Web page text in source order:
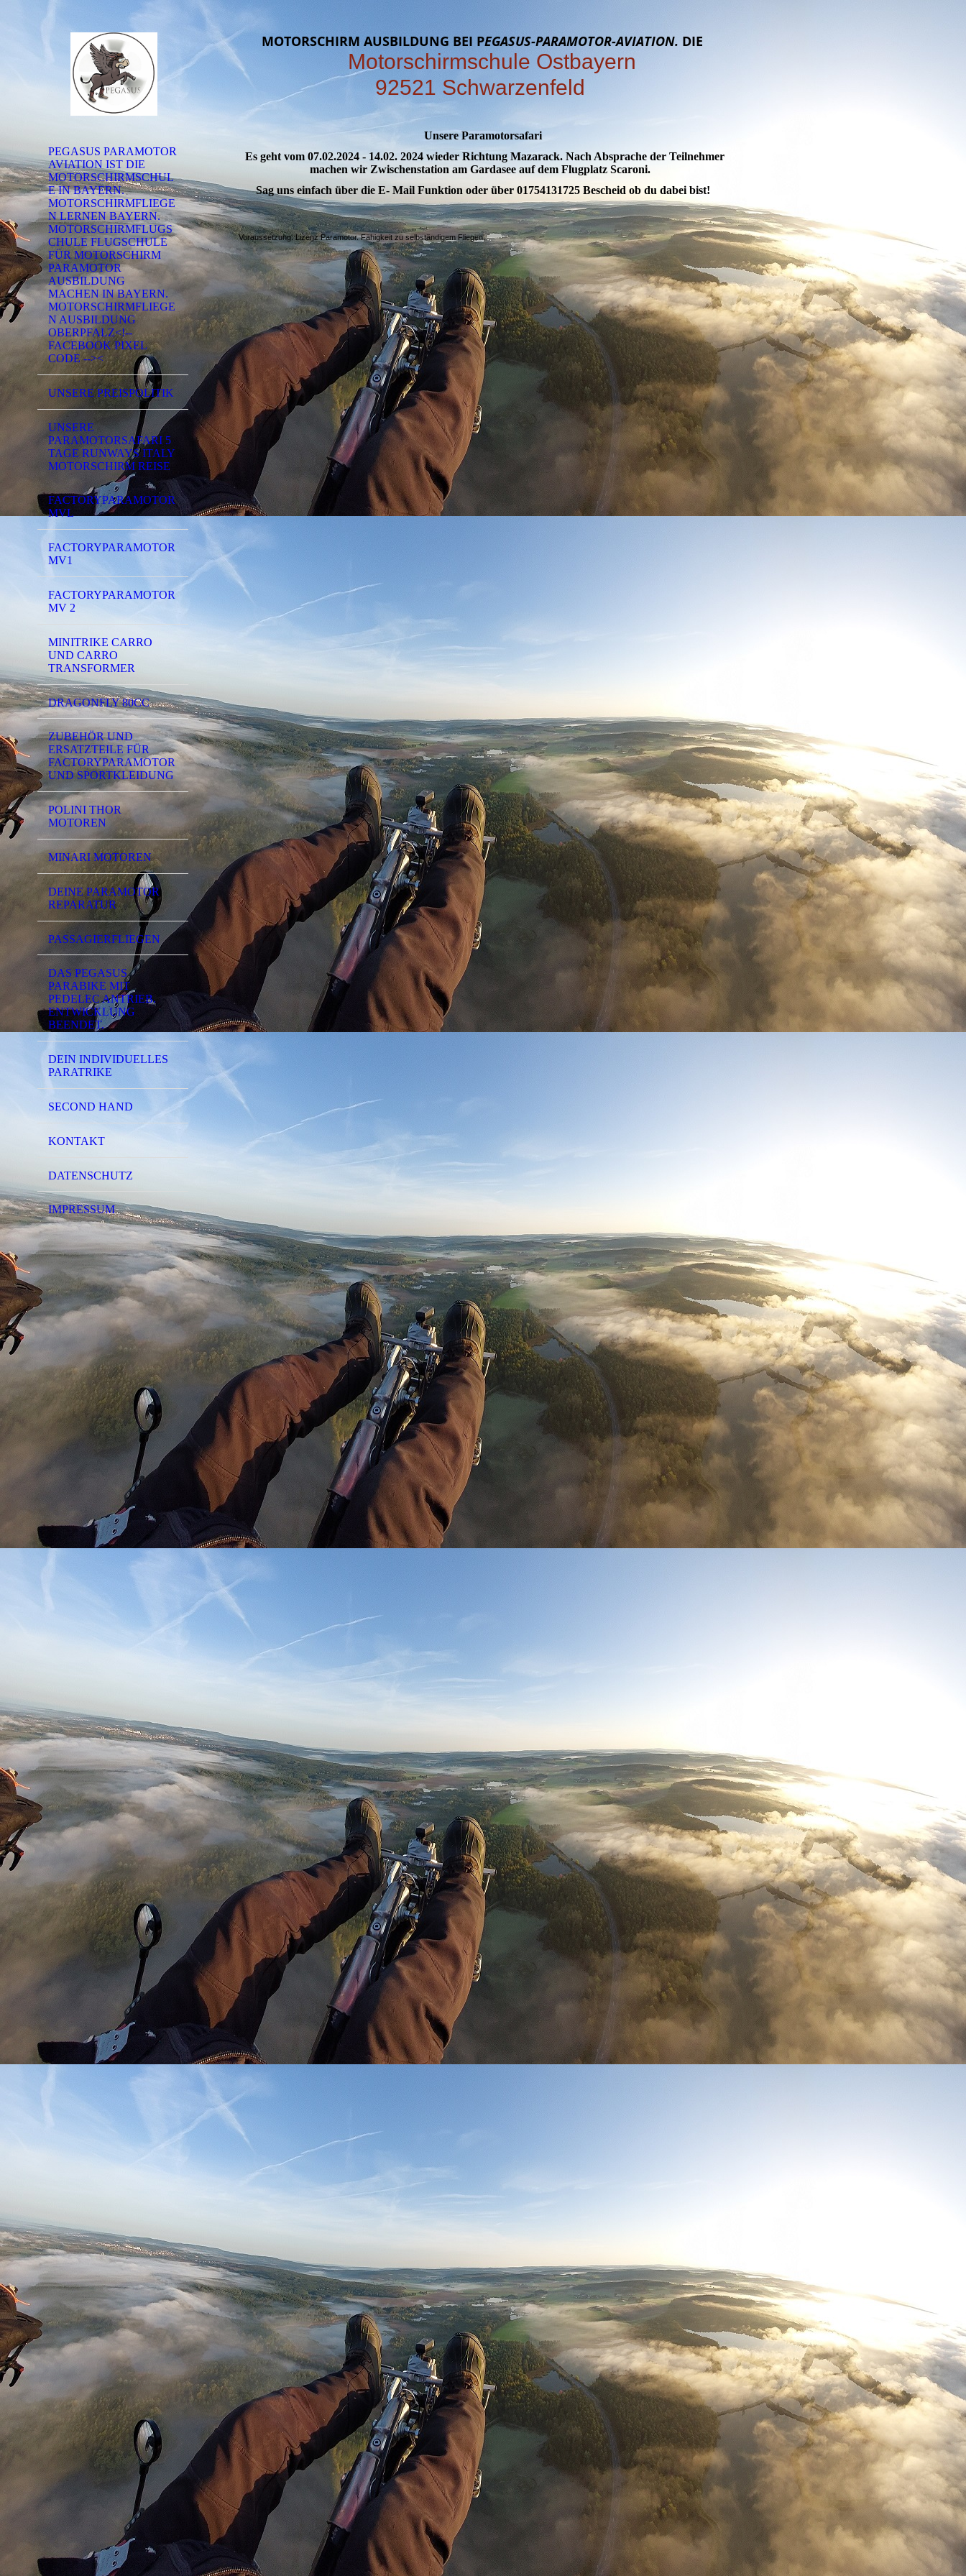
PEGASUS PARAMOTOR
AVIATION IST DIE
MOTORSCHIRMSCHUL
E IN BAYERN.
MOTORSCHIRMFLIEGE
N LERNEN BAYERN.
MOTORSCHIRMFLUGS
CHULE FLUGSCHULE
FÜR MOTORSCHIRM
PARAMOTOR
AUSBILDUNG
MACHEN IN BAYERN.
MOTORSCHIRMFLIEGE
N AUSBILDUNG
OBERPFALZ<!--
FACEBOOK PIXEL
CODE --><
UNSERE PREISPOLITIK
UNSERE
PARAMOTORSAFARI 5
TAGE RUNWAYS ITALY
MOTORSCHIRM REISE
FACTORYPARAMOTOR
MVL
FACTORYPARAMOTOR
MV1
FACTORYPARAMOTOR
MV 2
MINITRIKE CARRO
UND CARRO
TRANSFORMER
DRAGONFLY 80CC
ZUBEHÖR UND
ERSATZTEILE FÜR
FACTORYPARAMOTOR
UND SPORTKLEIDUNG
POLINI THOR
MOTOREN
MINARI MOTOREN
DEINE PARAMOTOR
REPARATUR
PASSAGIERFLIEGEN
DAS PEGASUS
PARABIKE MIT
PEDELEC ANTRIEB.
ENTWICKLUNG
BEENDET.
DEIN INDIVIDUELLES
PARATRIKE
SECOND HAND
KONTAKT
DATENSCHUTZ
IMPRESSUM
MOTORSCHIRM AUSBILDUNG BEI PEGASUS-PARAMOTOR-AVIATION. DIE
Motorschirmschule Ostbayern
92521 Schwarzenfeld
Unsere Paramotorsafari
Es geht vom 07.02.2024 - 14.02. 2024 wieder Richtung Mazarack. Nach Absprache der Teilnehmer
machen wir Zwischenstation am Gardasee auf dem Flugplatz Scaroni.
Sag uns einfach über die E- Mail Funktion oder über 01754131725 Bescheid ob du dabei bist!
Voraussetzung: Lizenz Paramotor. Fähigkeit zu selbständigem Fliegen.
IMG-20220116-WA0006